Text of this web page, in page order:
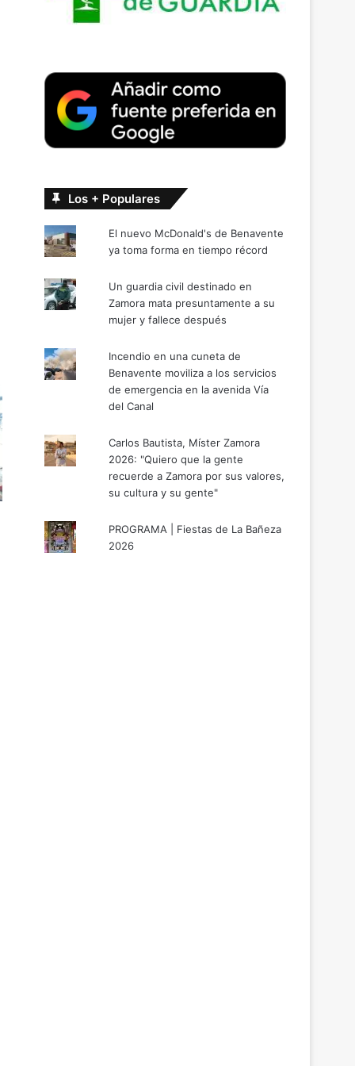
Los + Populares
El nuevo McDonald's de Benavente
ya toma forma en tiempo récord
Un guardia civil destinado en
Zamora mata presuntamente a su
mujer y fallece después
Incendio en una cuneta de
Benavente moviliza a los servicios
de emergencia en la avenida Vía
del Canal
Carlos Bautista, Míster Zamora
2026: "Quiero que la gente
recuerde a Zamora por sus valores,
su cultura y su gente"
PROGRAMA | Fiestas de La Bañeza
2026